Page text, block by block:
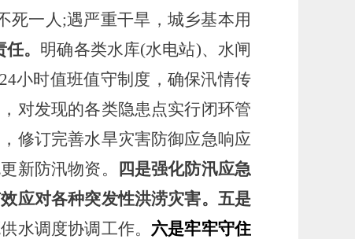
死一人;遇严重干旱，城乡基本用
。 明确各类水库(水电站)、水闸
小时值班值守制度，确保汛情传
对发现的各类隐患点实行闭环管
修订完善水旱灾害防御应急响应
新防汛物资。
四是强化防汛应急
应对各种突发性洪涝灾害。五是
水调度协调工作。 六是牢牢守住